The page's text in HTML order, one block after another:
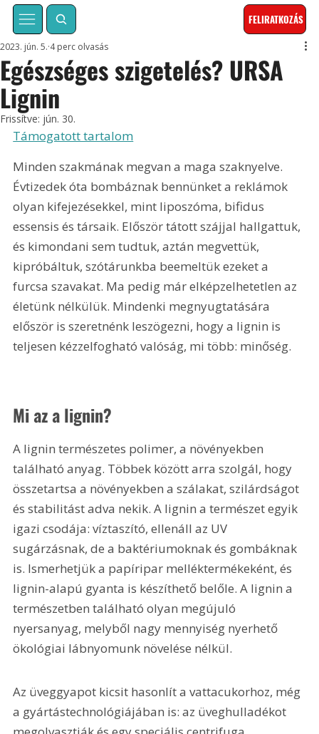
FELIRATKOZÁS
Egészséges szigetelés? URSA
Lignin
2023. jún. 5. 4 perc olvasás
Frissítve: jún. 30.
Támogatott tartalom
Minden szakmának megvan a maga szaknyelve.
Évtizedek óta bombáznak bennünket a reklámok
olyan kifejezésekkel, mint liposzóma, bifidus
essensis és társaik. Először tátott szájjal hallgattuk,
és kimondani sem tudtuk, aztán megvettük,
kipróbáltuk, szótárunkba beemeltük ezeket a
furcsa szavakat. Ma pedig már elképzelhetetlen az
életünk nélkülük. Mindenki megnyugtatására
először is szeretnénk leszögezni, hogy a lignin is
teljesen kézzelfogható valóság, mi több: minőség.
Mi az a lignin?
A lignin természetes polimer, a növényekben
található anyag. Többek között arra szolgál, hogy
összetartsa a növényekben a szálakat, szilárdságot
és stabilitást adva nekik. A lignin a természet egyik
igazi csodája: víztaszító, ellenáll az UV
sugárzásnak, de a baktériumoknak és gombáknak
is. Ismerhetjük a papíripar melléktermékeként, és
lignin-alapú gyanta is készíthető belőle. A lignin a
természetben található olyan megújuló
nyersanyag, melyből nagy mennyiség nyerhető
ökológiai lábnyomunk növelése nélkül.
Az üveggyapot kicsit hasonlít a vattacukorhoz, még
a gyártástechnológiájában is: az üveghulladékot